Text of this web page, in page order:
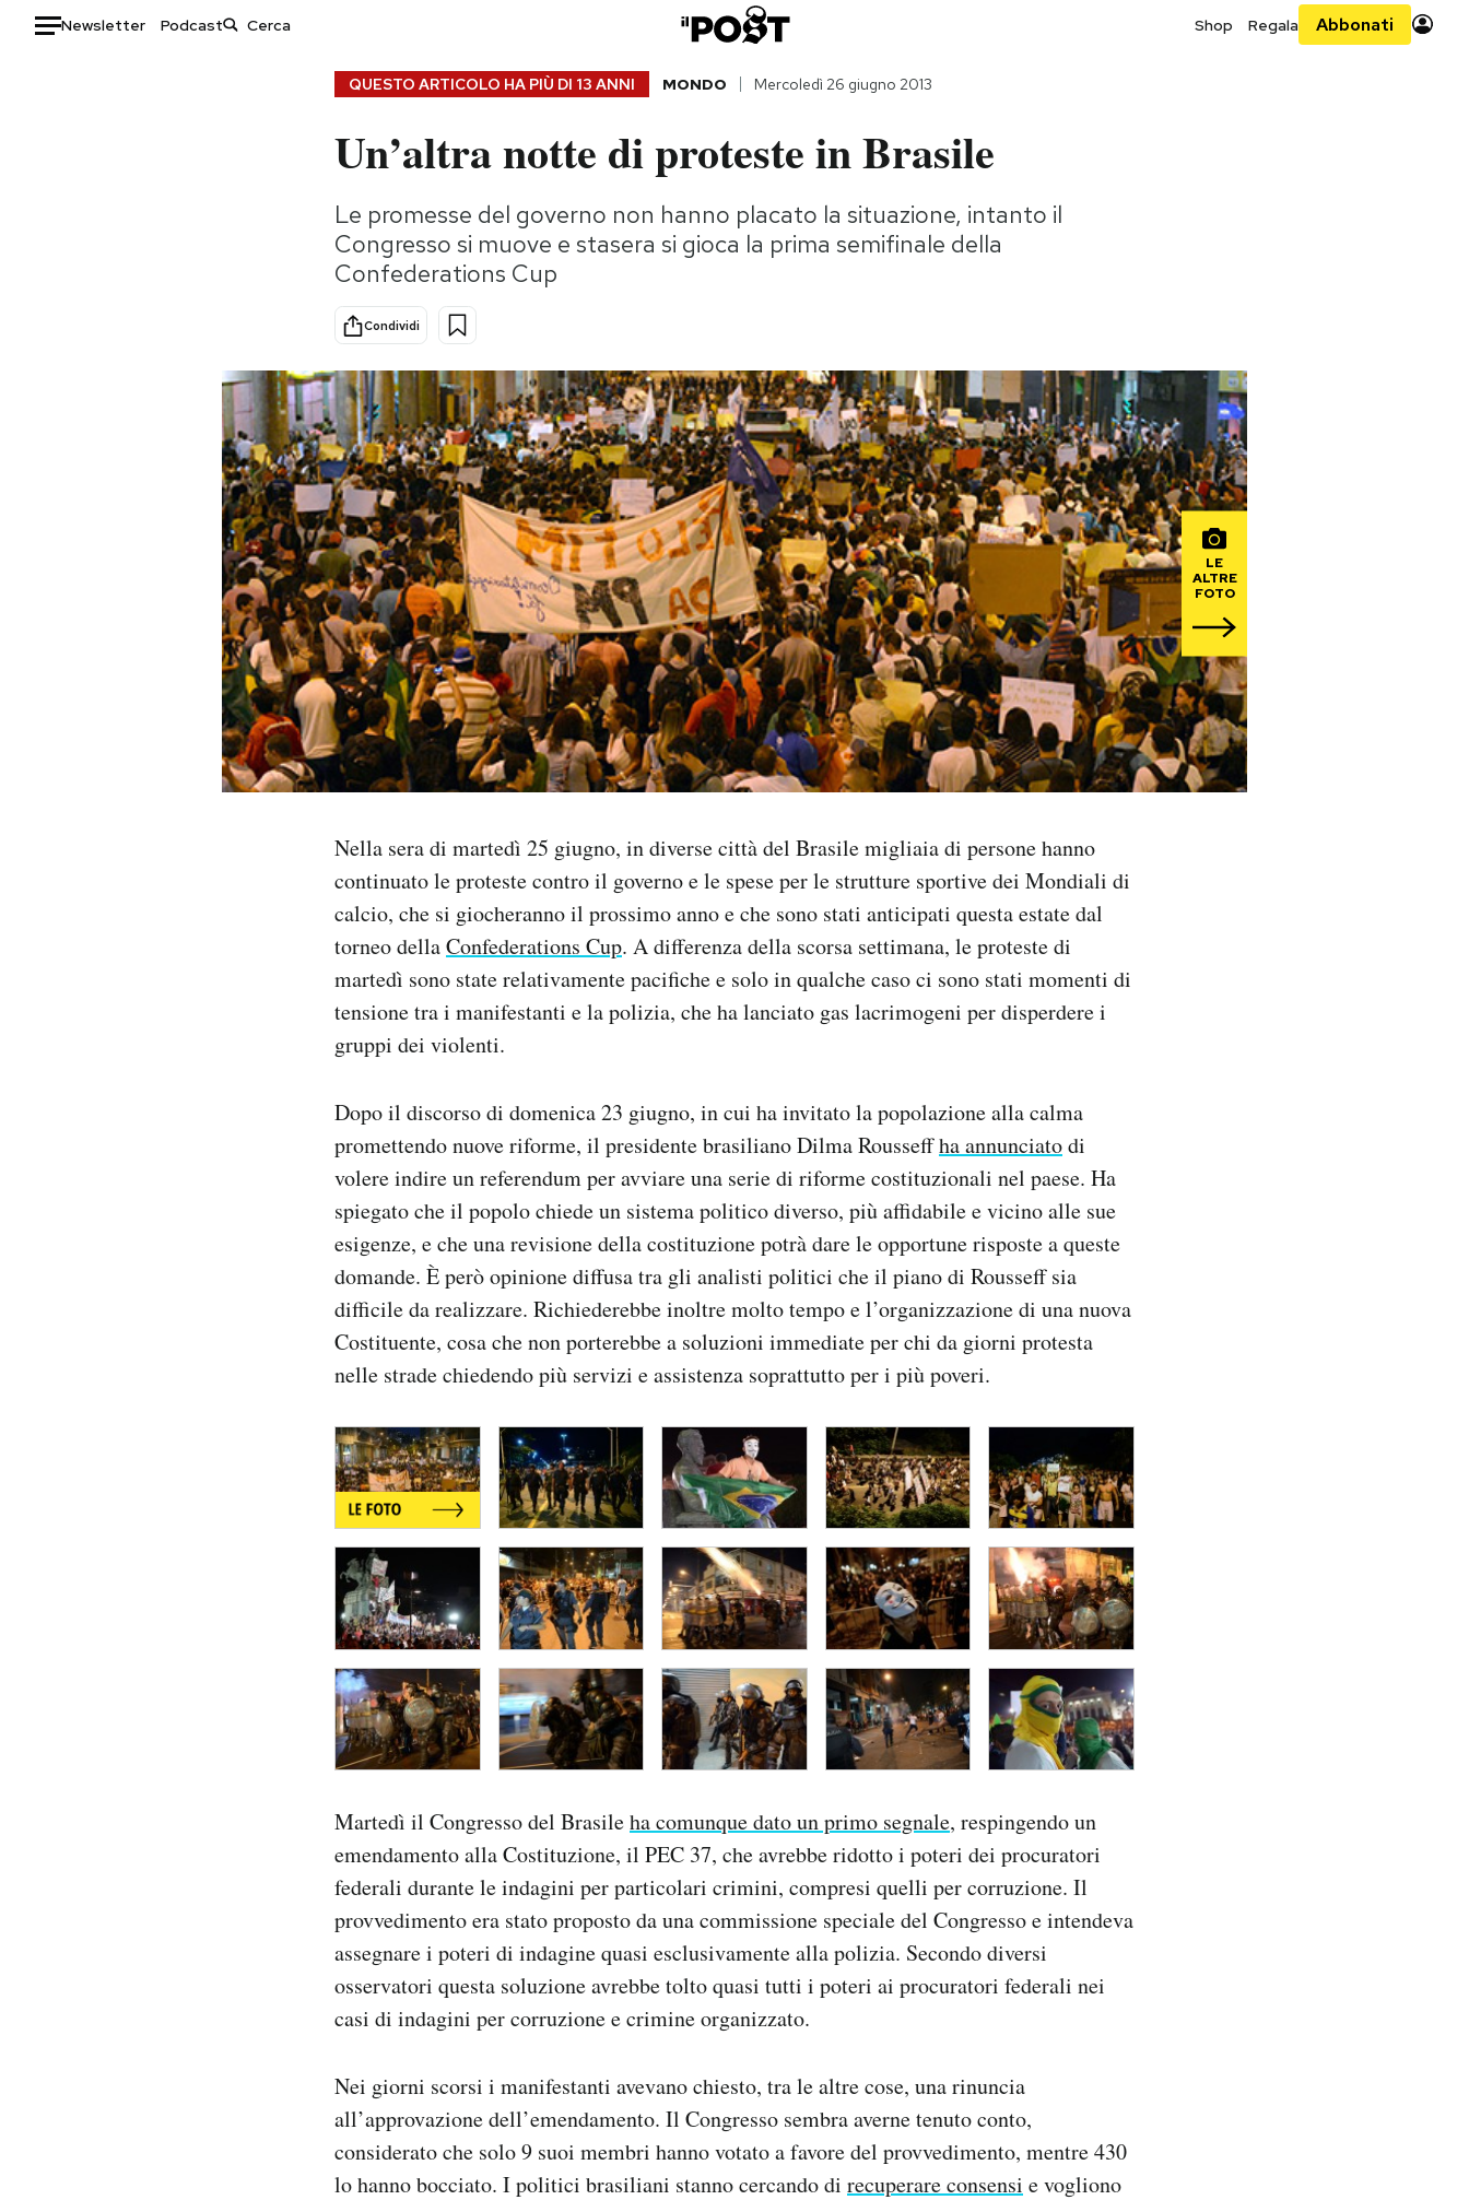
Newsletter Podcast Shop Regala Abbonati
Consumismi
Storie/Idee
Ok Boomer!
Europa
Altrecose
Mondiali calcio 2026
QUESTO ARTICOLO HA PIÙ DI 13 ANNI MONDO Mercoledì 26 giugno 2013
Un’altra notte di proteste in Brasile
Le promesse del governo non hanno placato la situazione, intanto il
Congresso si muove e stasera si gioca la prima semifinale della
Confederations Cup
Condividi
LE
ALTRE
FOTO
Nella sera di martedì 25 giugno, in diverse città del Brasile migliaia di persone hanno
continuato le proteste contro il governo e le spese per le strutture sportive dei Mondiali di
calcio, che si giocheranno il prossimo anno e che sono stati anticipati questa estate dal
torneo dellaConfederations Cup. A differenza della scorsa settimana, le proteste di
martedì sono state relativamente pacifiche e solo in qualche caso ci sono stati momenti di
tensione tra i manifestanti e la polizia, che ha lanciato gas lacrimogeni per disperdere i
gruppi dei violenti.
Dopo il discorso di domenica 23 giugno, in cui ha invitato la popolazione alla calma
promettendo nuove riforme, il presidente brasiliano Dilma Rousseffha annunciatodi
volere indire un referendum per avviare una serie di riforme costituzionali nel paese. Ha
spiegato che il popolo chiede un sistema politico diverso, più affidabile e vicino alle sue
esigenze, e che una revisione della costituzione potrà dare le opportune risposte a queste
domande. È però opinione diffusa tra gli analisti politici che il piano di Rousseff sia
difficile da realizzare. Richiederebbe inoltre molto tempo e l’organizzazione di una nuova
Costituente, cosa che non porterebbe a soluzioni immediate per chi da giorni protesta
nelle strade chiedendo più servizi e assistenza soprattutto per i più poveri.
Martedì il Congresso del Brasileha comunque dato un primo segnale, respingendo un
emendamento alla Costituzione, il PEC 37, che avrebbe ridotto i poteri dei procuratori
federali durante le indagini per particolari crimini, compresi quelli per corruzione. Il
provvedimento era stato proposto da una commissione speciale del Congresso e intendeva
assegnare i poteri di indagine quasi esclusivamente alla polizia. Secondo diversi
osservatori questa soluzione avrebbe tolto quasi tutti i poteri ai procuratori federali nei
casi di indagini per corruzione e crimine organizzato.
Nei giorni scorsi i manifestanti avevano chiesto, tra le altre cose, una rinuncia
all’approvazione dell’emendamento. Il Congresso sembra averne tenuto conto,
considerato che solo 9 suoi membri hanno votato a favore del provvedimento, mentre 430
lo hanno bocciato. I politici brasiliani stanno cercando di recuperare consensi e vogliono